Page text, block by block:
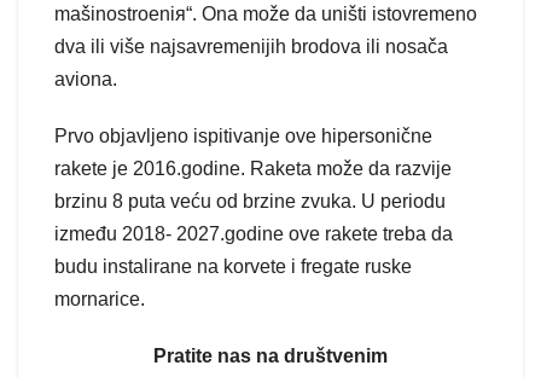
mašinostroeniя“. Ona može da uništi istovremeno
dva ili više najsavremenijih brodova ili nosača
aviona.
Prvo objavljeno ispitivanje ove hipersonične
rakete je 2016.godine. Raketa može da razvije
brzinu 8 puta veću od brzine zvuka. U periodu
između 2018- 2027.godine ove rakete treba da
budu instalirane na korvete i fregate ruske
mornarice.
Pratite nas na društvenim